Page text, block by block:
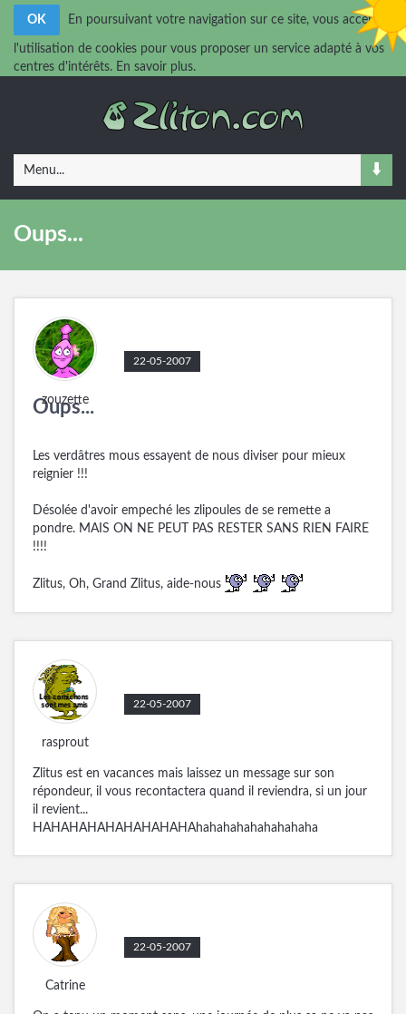
OK En poursuivant votre navigation sur ce site, vous acceptez
l'utilisation de cookies pour vous proposer un service adapté à vos
centres d'intérêts. En savoir plus.
Menu...
Oups...
Oups...
22-05-2007
zouzette
Les verdâtres mous essayent de nous diviser pour mieux
reignier !!!
Désolée d'avoir empeché les zlipoules de se remette a
pondre. MAIS ON NE PEUT PAS RESTER SANS RIEN FAIRE
!!!!
Zlitus, Oh, Grand Zlitus, aide-nous
22-05-2007
rasprout
Zlitus est en vacances mais laissez un message sur son
répondeur, il vous recontactera quand il reviendra, si un jour
il revient...
HAHAHAHAHAHAHAHAHAhahahahahahahahaha
22-05-2007
Catrine